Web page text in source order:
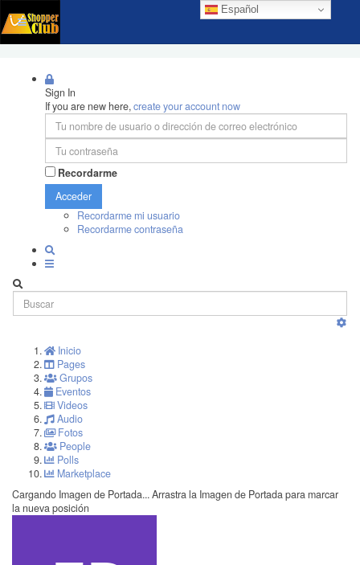
Español
Sign In
If you are new here,create your account now
Recordarme
Acceder
Recordarme mi usuario
Recordarme contraseña
Inicio
Pages
Grupos
Eventos
Videos
Audio
Fotos
People
Polls
Marketplace
Cargando Imagen de Portada... Arrastra la Imagen de Portada para marcar
la nueva posición